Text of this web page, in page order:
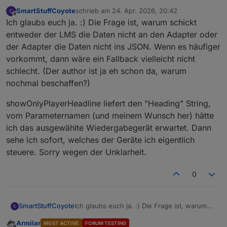
Offline
SmartStuffCoyoteschrieb am 24. Apr. 2026, 20:42
zuletzt editiert von
Ich glaubs euch ja. :) Die Frage ist, warum schickt
entweder der LMS die Daten nicht an den Adapter oder
der Adapter die Daten nicht ins JSON. Wenn es häufiger
vorkommt, dann wäre ein Fallback vielleicht nicht
schlecht. (Der author ist ja eh schon da, warum
nochmal beschaffen?)
showOnlyPlayerHeadline liefert den "Heading" String,
vom Parameternamen (und meinem Wunsch her) hätte
ich das ausgewählte Wiedergabegerät erwartet. Dann
sehe ich sofort, welches der Geräte ich eigentlich
steuere. Sorry wegen der Unklarheit.
0
SmartStuffCoyoteIch glaubs euch ja. :) Die Frage ist, warum
den Adapter oder der Adapter die Daten
showOnlyPlayerHeadline liefert den
Armilar MOST ACTIVE FORUM TESTING